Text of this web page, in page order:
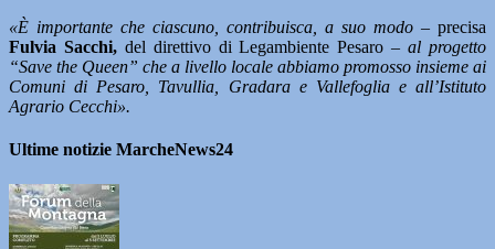
«È importante che ciascuno, contribuisca, a suo modo – precisa
Fulvia Sacchi,del direttivo di Legambiente Pesaro –al progetto
“Save the Queen” che a livello locale abbiamo promosso insieme ai
Comuni di Pesaro, Tavullia, Gradara e Vallefoglia e all’Istituto
Agrario Cecchi».
Ultime notizie MarcheNews24